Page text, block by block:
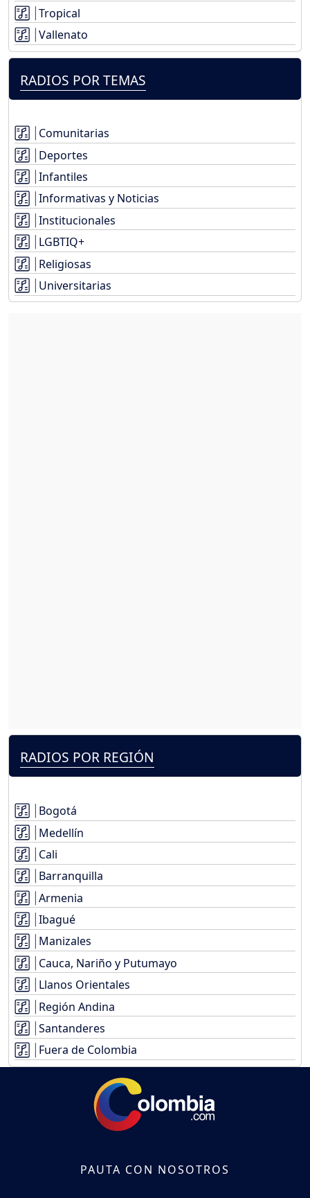
Tropical
Vallenato
RADIOS POR TEMAS
Comunitarias
Deportes
Infantiles
Informativas y Noticias
Institucionales
LGBTIQ+
Religiosas
Universitarias
RADIOS POR REGIÓN
Bogotá
Medellín
Cali
Barranquilla
Armenia
Ibagué
Manizales
Cauca, Nariño y Putumayo
Llanos Orientales
Región Andina
Santanderes
Fuera de Colombia
PAUTA CON NOSOTROS